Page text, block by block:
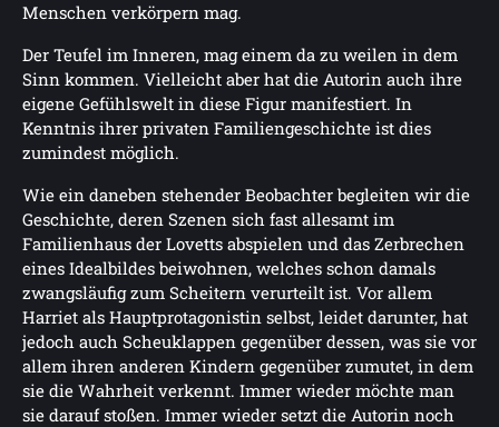
Menschen verkörpern mag.
Der Teufel im Inneren, mag einem da zu weilen in dem
Sinn kommen. Vielleicht aber hat die Autorin auch ihre
eigene Gefühlswelt in diese Figur manifestiert. In
Kenntnis ihrer privaten Familiengeschichte ist dies
zumindest möglich.
Wie ein daneben stehender Beobachter begleiten wir die
Geschichte, deren Szenen sich fast allesamt im
Familienhaus der Lovetts abspielen und das Zerbrechen
eines Idealbildes beiwohnen, welches schon damals
zwangsläufig zum Scheitern verurteilt ist. Vor allem
Harriet als Hauptprotagonistin selbst, leidet darunter, hat
jedoch auch Scheuklappen gegenüber dessen, was sie vor
allem ihren anderen Kindern gegenüber zumutet, in dem
sie die Wahrheit verkennt. Immer wieder möchte man
sie darauf stoßen. Immer wieder setzt die Autorin noch